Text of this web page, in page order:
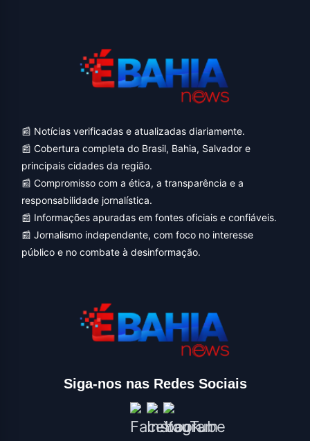
📰 Notícias verificadas e atualizadas diariamente.
📰 Cobertura completa do Brasil, Bahia, Salvador e
principais cidades da região.
📰 Compromisso com a ética, a transparência e a
responsabilidade jornalística.
📰 Informações apuradas em fontes oficiais e confiáveis.
📰 Jornalismo independente, com foco no interesse
público e no combate à desinformação.
Siga-nos nas Redes Sociais